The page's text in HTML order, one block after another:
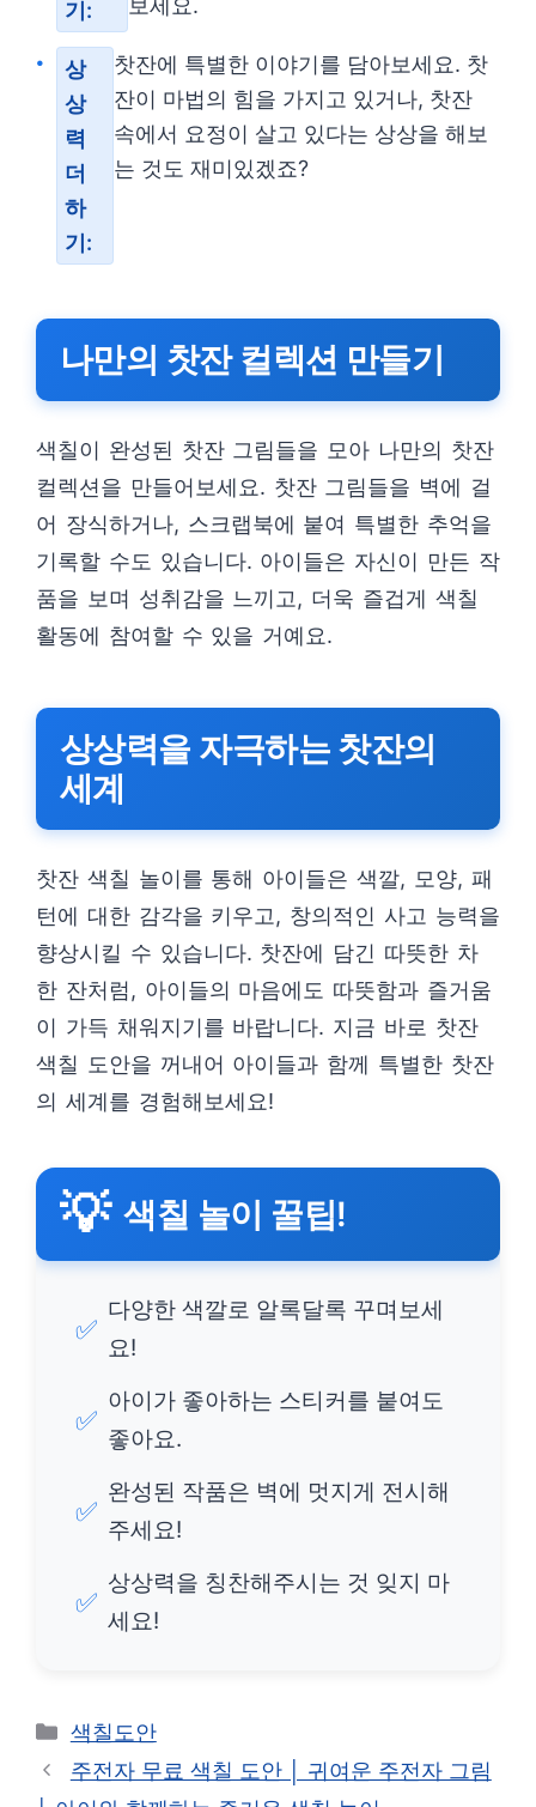
기:
보세요.
상
상
력
더
하
기:
찻잔에 특별한 이야기를 담아보세요. 찻
잔이 마법의 힘을 가지고 있거나, 찻잔
속에서 요정이 살고 있다는 상상을 해보
는 것도 재미있겠죠?
나만의 찻잔 컬렉션 만들기
색칠이 완성된 찻잔 그림들을 모아 나만의 찻잔
컬렉션을 만들어보세요. 찻잔 그림들을 벽에 걸
어 장식하거나, 스크랩북에 붙여 특별한 추억을
기록할 수도 있습니다. 아이들은 자신이 만든 작
품을 보며 성취감을 느끼고, 더욱 즐겁게 색칠
활동에 참여할 수 있을 거예요.
상상력을 자극하는 찻잔의
세계
찻잔 색칠 놀이를 통해 아이들은 색깔, 모양, 패
턴에 대한 감각을 키우고, 창의적인 사고 능력을
향상시킬 수 있습니다. 찻잔에 담긴 따뜻한 차
한 잔처럼, 아이들의 마음에도 따뜻함과 즐거움
이 가득 채워지기를 바랍니다. 지금 바로 찻잔
색칠 도안을 꺼내어 아이들과 함께 특별한 찻잔
의 세계를 경험해보세요!
💡 색칠 놀이 꿀팁!
✅
다양한 색깔로 알록달록 꾸며보세
요!
✅
아이가 좋아하는 스티커를 붙여도
좋아요.
✅
완성된 작품은 벽에 멋지게 전시해
주세요!
✅
상상력을 칭찬해주시는 것 잊지 마
세요!
카
테
색칠도안
주전자 무료 색칠 도안 │ 귀여운 주전자 그림